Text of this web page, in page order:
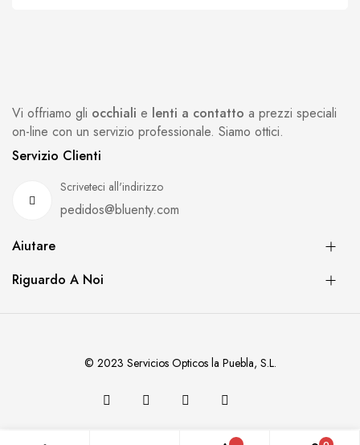
Vi offriamo gli occhiali e lenti a contatto a prezzi speciali
on-line con un servizio professionale. Siamo ottici.
Servizio Clienti
Scriveteci all'indirizzo
pedidos@bluenty.com
Aiutare
Riguardo A Noi
© 2023 Servicios Opticos la Puebla, S.L.